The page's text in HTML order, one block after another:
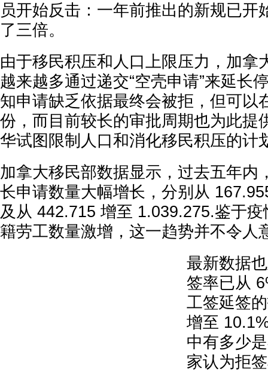
员开始反击：一年前推出的新规已开
了三倍。
由于移民积压和人口上限压力，加拿
越来越多通过递交“空壳申请”来延长
知申请缺乏依据最终会被拒，但可以
份，而目前较长的审批周期也为此提
华试图限制人口和消化移民积压的计
加拿大移民部数据显示，过去五年内
长申请数量大幅增长，分别从
及从 442.715 增至 1.039.275.鉴于
籍劳工数量激增，这一趋势并不令人
最新数据
签率已从
工签延签
增至
中有多少
家认为拒